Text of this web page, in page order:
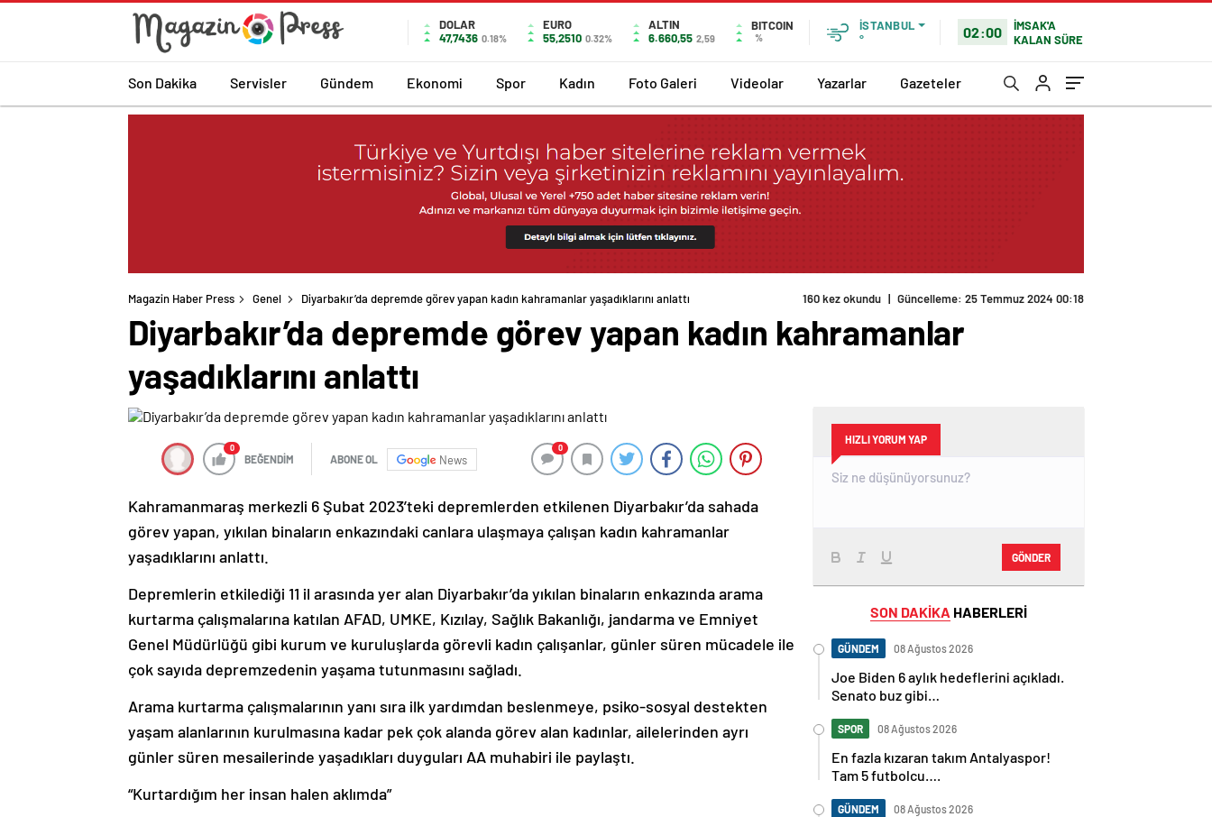
DOLAR
47,7436 0.18%
EURO
55,2510 0.32%
ALTIN
6.660,55 2,59
BITCOIN
%
İSTANBUL
°
02:00
İMSAK'A
KALAN SÜRE
Son Dakika Servisler Gündem Ekonomi Spor Kadın Foto Galeri Videolar Yazarlar Gazeteler
Magazin Haber Press Genel Diyarbakır’da depremde görev yapan kadın kahramanlar yaşadıklarını anlattı
Diyarbakır’da depremde görev yapan kadın kahramanlar
yaşadıklarını anlattı
0
BEĞENDİM ABONE OL News
0
Kahramanmaraş merkezli 6 Şubat 2023’teki depremlerden etkilenen Diyarbakır’da sahada
görev yapan, yıkılan binaların enkazındaki canlara ulaşmaya çalışan kadın kahramanlar
yaşadıklarını anlattı.
Depremlerin etkilediği 11 il arasında yer alan Diyarbakır’da yıkılan binaların enkazında arama
kurtarma çalışmalarına katılan AFAD, UMKE, Kızılay, Sağlık Bakanlığı, jandarma ve Emniyet
Genel Müdürlüğü gibi kurum ve kuruluşlarda görevli kadın çalışanlar, günler süren mücadele ile
çok sayıda depremzedenin yaşama tutunmasını sağladı.
Arama kurtarma çalışmalarının yanı sıra ilk yardımdan beslenmeye, psiko-sosyal destekten
yaşam alanlarının kurulmasına kadar pek çok alanda görev alan kadınlar, ailelerinden ayrı
günler süren mesailerinde yaşadıkları duyguları AA muhabiri ile paylaştı.
“Kurtardığım her insan halen aklımda”
HIZLI YORUM YAP
GÖNDER
SON DAKİKA HABERLERİ
GÜNDEM 08 Ağustos 2026
Joe Biden 6 aylık hedeflerini açıkladı.
Senato buz gibi…
SPOR 08 Ağustos 2026
En fazla kızaran takım Antalyaspor!
Tam 5 futbolcu….
GÜNDEM 08 Ağustos 2026